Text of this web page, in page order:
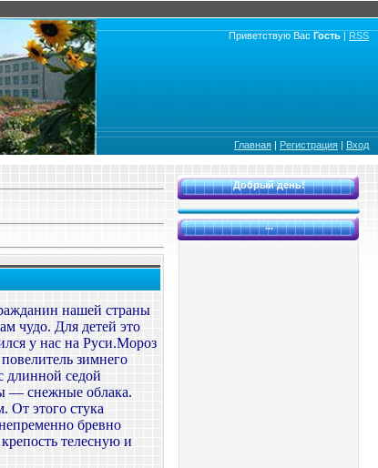
Приветствую Вас Гость | RSS
Главная | Регистрация | Вход
нашей страны
чудо. Для детей это
у нас на Руси.Мороз
зимнего
длинной седой
— снежные облака.
От этого стука
бревно
телесную и
Добрый день!
...